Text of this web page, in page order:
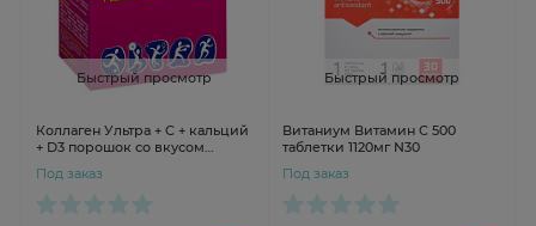
Быстрый просмотр
Коллаген Ультра + С + кальций
+ D3 порошок со вкусом
Под заказ
Быстрый просмотр
Витаниум Витамин С 500
таблетки 1120мг N30
Под заказ